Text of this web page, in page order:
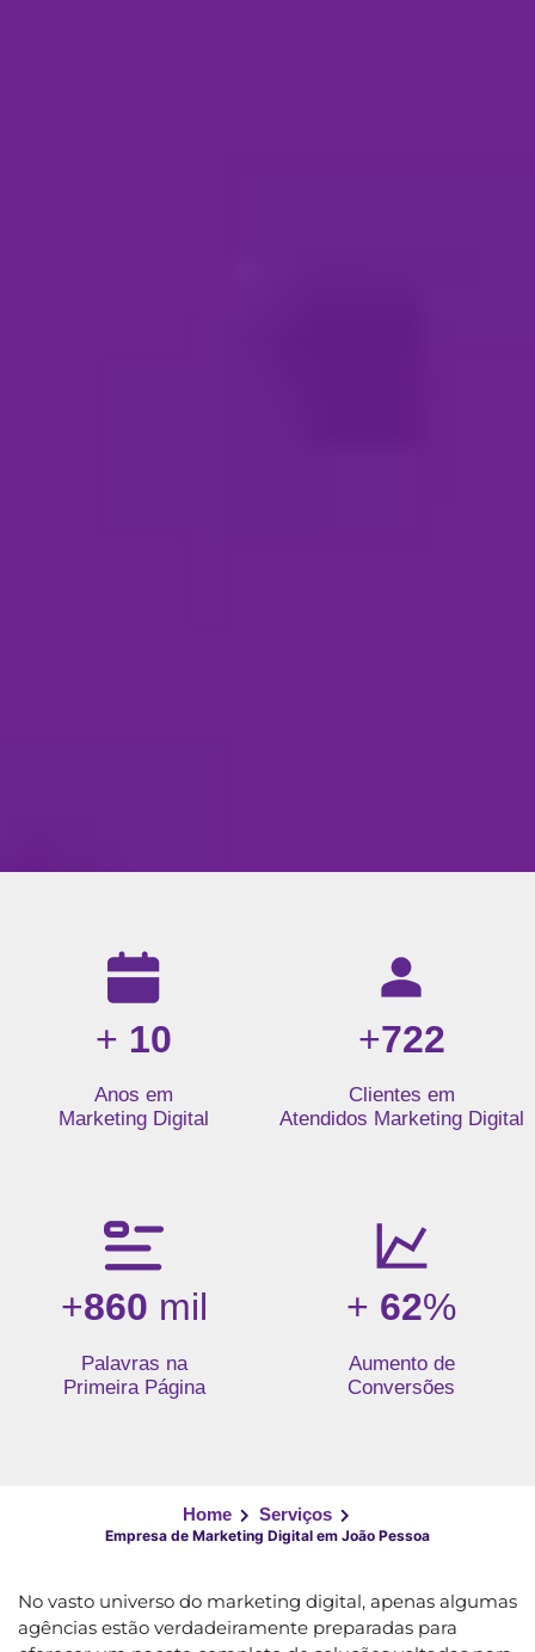
Resultados da nossa agência de marketing digital: mais
+ 10
Anos em
Marketing Digital
+722
Clientes em
Atendidos Marketing Digital
+860 mil
Palavras na
Primeira Página
+ 62%
Aumento de
Conversões
Home Serviços
Empresa de Marketing Digital em João Pessoa
No vasto universo do marketing digital, apenas algumas
agências estão verdadeiramente preparadas para